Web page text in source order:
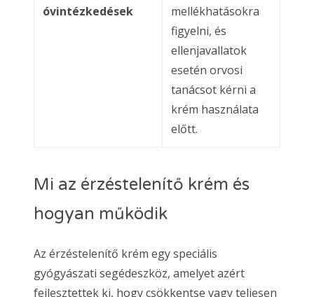
óvintézkedések
mellékhatásokra
figyelni, és
ellenjavallatok
esetén orvosi
tanácsot kérni a
krém használata
előtt.
Mi az érzéstelenítő krém és
hogyan működik
Az érzéstelenítő krém egy speciális
gyógyászati segédeszköz, amelyet azért
fejlesztettek ki, hogy csökkentse vagy teljesen